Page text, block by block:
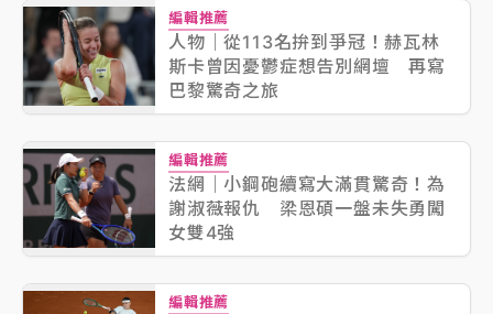
編輯推薦
人物｜從113名拚到爭冠！赫瓦林
斯卡曾因憂鬱症想告別網壇 再寫
巴黎驚奇之旅
編輯推薦
法網｜小鋼砲續寫大滿貫驚奇！為
謝淑薇報仇 梁恩碩一盤未失勇闖
女雙4強
編輯推薦